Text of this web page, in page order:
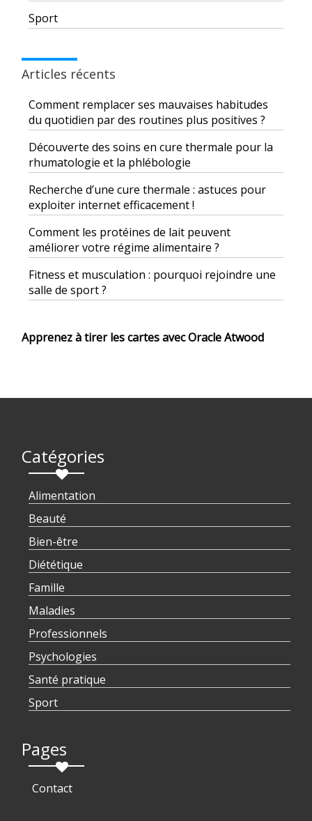
Sport
Articles récents
Comment remplacer ses mauvaises habitudes
du quotidien par des routines plus positives ?
Découverte des soins en cure thermale pour la
rhumatologie et la phlébologie
Recherche d’une cure thermale : astuces pour
exploiter internet efficacement !
Comment les protéines de lait peuvent
améliorer votre régime alimentaire ?
Fitness et musculation : pourquoi rejoindre une
salle de sport ?
Apprenez à tirer les cartes avec Oracle Atwood
Catégories
Alimentation
Beauté
Bien-être
Diététique
Famille
Maladies
Professionnels
Psychologies
Santé pratique
Sport
Pages
Contact